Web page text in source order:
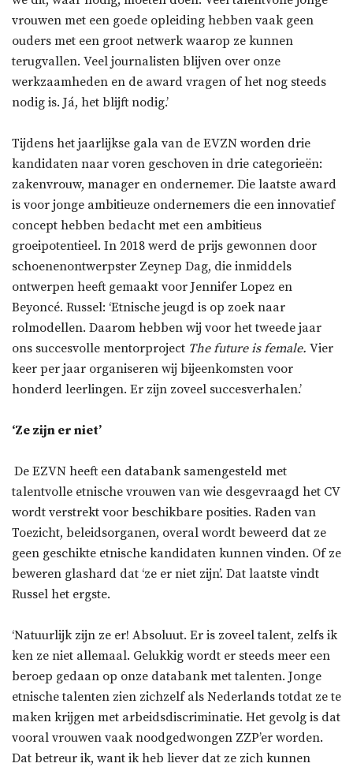
vrouwen met een goede opleiding hebben vaak geen
ouders met een groot netwerk waarop ze kunnen
terugvallen. Veel journalisten blijven over onze
werkzaamheden en de award vragen of het nog steeds
nodig is. Já, het blijft nodig.’
Tijdens het jaarlijkse gala van de EVZN worden drie
kandidaten naar voren geschoven in drie categorieën:
zakenvrouw, manager en ondernemer. Die laatste award
is voor jonge ambitieuze ondernemers die een innovatief
concept hebben bedacht met een ambitieus
groeipotentieel. In 2018 werd de prijs gewonnen door
schoenenontwerpster Zeynep Dag, die inmiddels
ontwerpen heeft gemaakt voor Jennifer Lopez en
Beyoncé. Russel: ‘Etnische jeugd is op zoek naar
rolmodellen. Daarom hebben wij voor het tweede jaar
ons succesvolle mentorproject The future is female. Vier
keer per jaar organiseren wij bijeenkomsten voor
honderd leerlingen. Er zijn zoveel succesverhalen.’
‘Ze zijn er niet’
De EZVN heeft een databank samengesteld met
talentvolle etnische vrouwen van wie desgevraagd het CV
wordt verstrekt voor beschikbare posities. Raden van
Toezicht, beleidsorganen, overal wordt beweerd dat ze
geen geschikte etnische kandidaten kunnen vinden. Of ze
beweren glashard dat ‘ze er niet zijn’. Dat laatste vindt
Russel het ergste.
‘Natuurlijk zijn ze er! Absoluut. Er is zoveel talent, zelfs ik
ken ze niet allemaal. Gelukkig wordt er steeds meer een
beroep gedaan op onze databank met talenten. Jonge
etnische talenten zien zichzelf als Nederlands totdat ze te
maken krijgen met arbeidsdiscriminatie. Het gevolg is dat
vooral vrouwen vaak noodgedwongen ZZP’er worden.
Dat betreur ik, want ik heb liever dat ze zich kunnen